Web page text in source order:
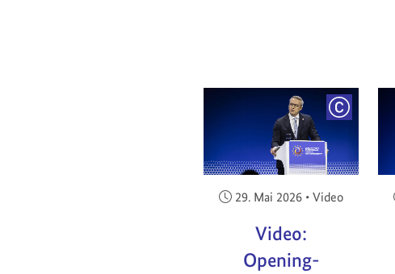
Veröffentlicht am:
29. Mai 2026 • Video
Video:
Opening-